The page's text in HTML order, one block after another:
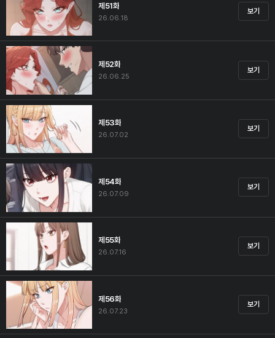
제51화
26.06.18
보기
제52화
26.06.25
보기
제53화
26.07.02
보기
제54화
26.07.09
보기
제55화
26.07.16
보기
제56화
26.07.23
보기